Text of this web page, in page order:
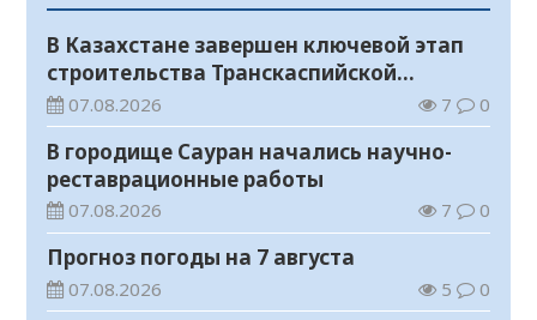
В Казахстане завершен ключевой этап
строительства Транскаспийской
волоконно-оптической линии связи
07.08.2026 7 0
В городище Сауран начались научно-
реставрационные работы
07.08.2026 7 0
Прогноз погоды на 7 августа
07.08.2026 5 0